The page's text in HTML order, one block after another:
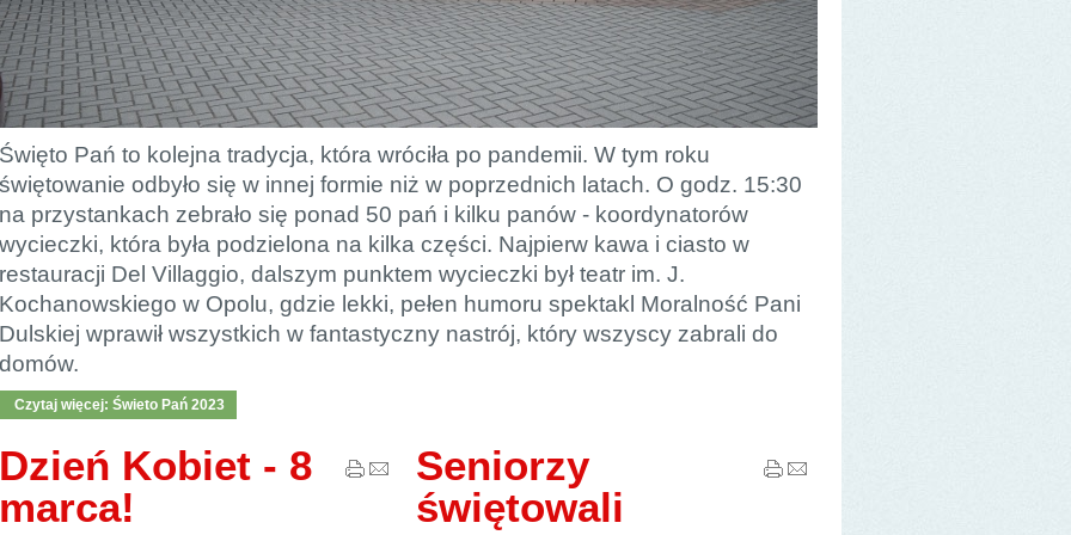
Pań to kolejna tradycja, która wróciła po pandemii. W tym roku
odbyło się w innej formie niż w poprzednich latach. O godz. 15:30
przystankach zebrało się ponad 50 pań i kilku panów - koordynatorów
która była podzielona na kilka części. Najpierw kawa i ciasto w
Del Villaggio, dalszym punktem wycieczki był teatr im. J.
w Opolu, gdzie lekki, pełen humoru spektakl Moralność Pani
wprawił wszystkich w fantastyczny nastrój, który wszyscy zabrali do
Czytaj więcej: Świeto Pań 2023
Kobiet - 8
Seniorzy
świętowali